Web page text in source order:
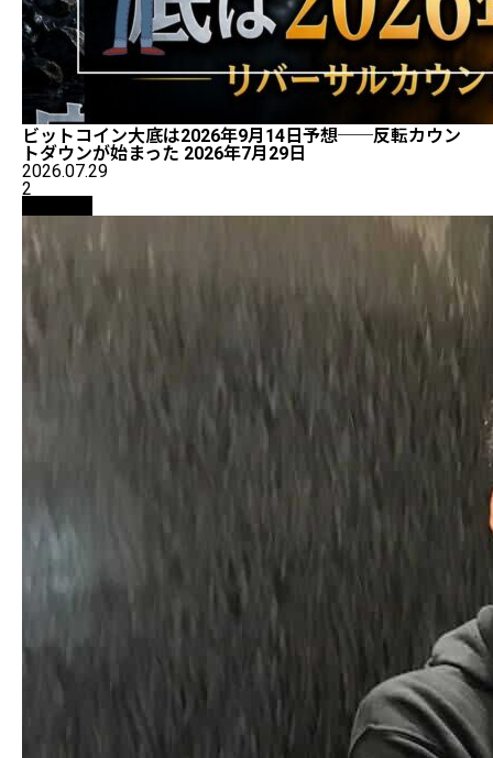
ビットコイン大底は2026年9月14日予想──反転カウン
トダウンが始まった 2026年7月29日
2026.07.29
2